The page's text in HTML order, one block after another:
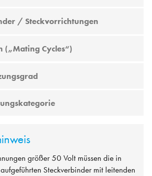
/ Steckvorrichtungen
(„Mating Cycles“)
größer 50 Volt müssen die in
Steckverbinder mit leitenden